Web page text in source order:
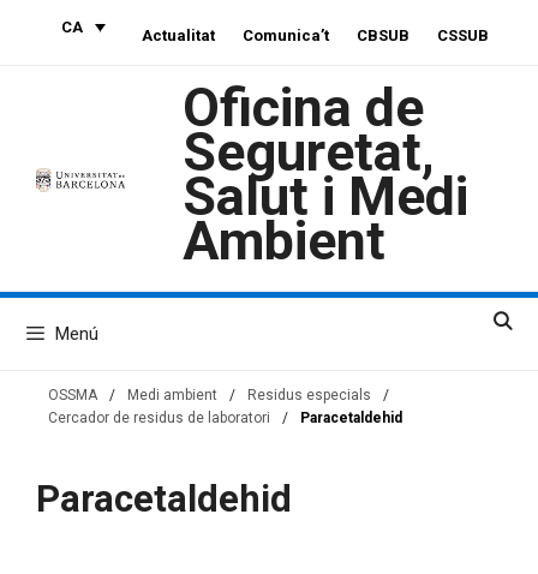
CA Actualitat Comunica’t CBSUB CSSUB
Oficina de
Seguretat,
Salut i Medi
Ambient
Menú
OSSMA / Medi ambient / Residus especials
/
Cercador de residus de laboratori
/ Paracetaldehid
Paracetaldehid